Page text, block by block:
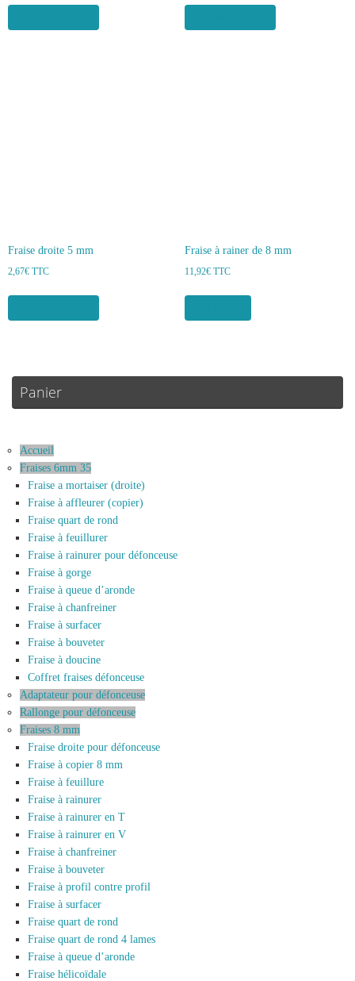
Fraise droite 5 mm
2,67€ TTC
Fraise à rainer de 8 mm
11,92€ TTC
Panier
Accueil
Fraises 6mm 35
Fraise a mortaiser (droite)
Fraise à affleurer (copier)
Fraise quart de rond
Fraise à feuillurer
Fraise à rainurer pour défonceuse
Fraise à gorge
Fraise à queue d’aronde
Fraise à chanfreiner
Fraise à surfacer
Fraise à bouveter
Fraise à doucine
Coffret fraises défonceuse
Adaptateur pour défonceuse
Rallonge pour défonceuse
Fraises 8 mm
Fraise droite pour défonceuse
Fraise à copier 8 mm
Fraise à feuillure
Fraise à rainurer
Fraise à rainurer en T
Fraise à rainurer en V
Fraise à chanfreiner
Fraise à bouveter
Fraise à profil contre profil
Fraise à surfacer
Fraise quart de rond
Fraise quart de rond 4 lames
Fraise à queue d’aronde
Fraise hélicoïdale